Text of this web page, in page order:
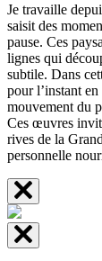
Je travaille
saisit des
pause. Ces
lignes qui
subtile. Dans
pour l’instant
mouvement du
Ces œuvres
rives de la
personnelle